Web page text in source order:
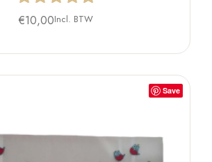
€10,00Incl. BTW
Save